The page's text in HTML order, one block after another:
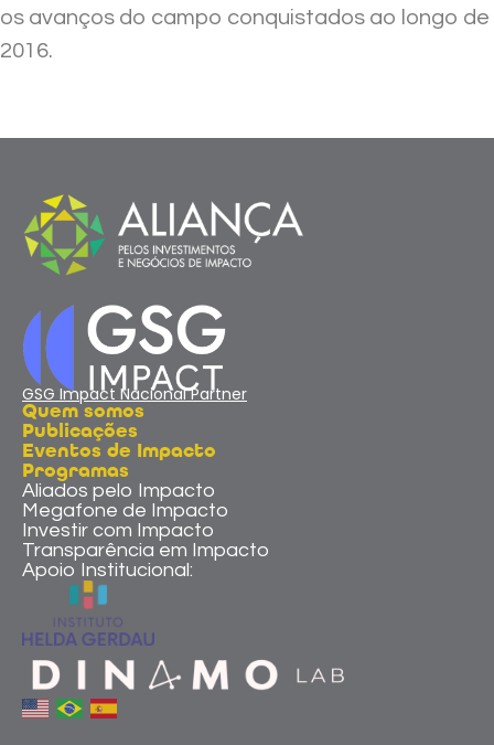
os avanços do campo conquistados ao longo de
2016.
GSG Impact Nacional Partner
Quem somos
Publicações
Eventos de Impacto
Programas
Aliados pelo Impacto
Megafone de Impacto
Investir com Impacto
Transparência em Impacto
Apoio Institucional: